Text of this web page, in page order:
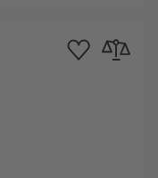
Aggiungi alla Lista
Aggiungi al